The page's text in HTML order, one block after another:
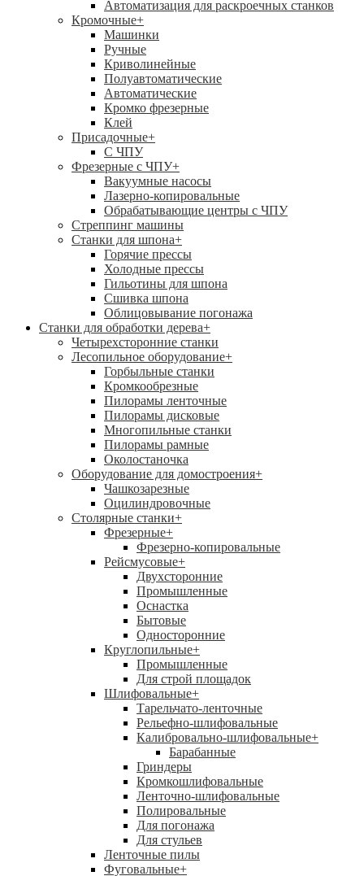
Автоматизация для раскроечных станков
Кромочные+
Машинки
Ручные
Криволинейные
Полуавтоматические
Автоматические
Кромко фрезерные
Клей
Присадочные+
С ЧПУ
Фрезерные с ЧПУ+
Вакуумные насосы
Лазерно-копировальные
Обрабатывающие центры с ЧПУ
Стреппинг машины
Станки для шпона+
Горячие прессы
Холодные прессы
Гильотины для шпона
Сшивка шпона
Облицовывание погонажа
Станки для обработки дерева+
Четырехсторонние станки
Лесопильное оборудование+
Горбыльные станки
Кромкообрезные
Пилорамы ленточные
Пилорамы дисковые
Многопильные станки
Пилорамы рамные
Околостаночка
Оборудование для домостроения+
Чашкозарезные
Оцилиндровочные
Столярные станки+
Фрезерные+
Фрезерно-копировальные
Рейсмусовые+
Двухсторонние
Промышленные
Оснастка
Бытовые
Односторонние
Круглопильные+
Промышленные
Для строй площадок
Шлифовальные+
Тарельчато-ленточные
Рельефно-шлифовальные
Калибровально-шлифовальные+
Барабанные
Гриндеры
Кромкошлифовальные
Ленточно-шлифовальные
Полировальные
Для погонажа
Для стульев
Ленточные пилы
Фуговальные+